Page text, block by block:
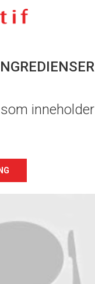
inneholder